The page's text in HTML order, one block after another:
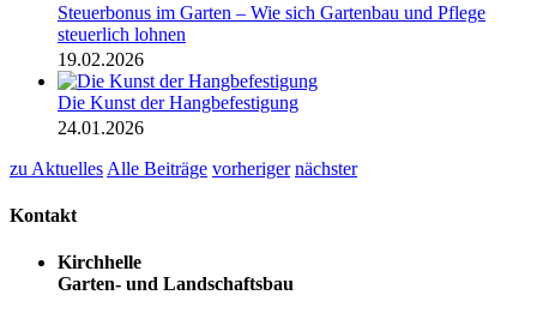
Steuerbonus im Garten – Wie sich Gartenbau und Pflege
steuerlich lohnen
19.02.2026
Die Kunst der Hangbefestigung
24.01.2026
zu Aktuelles Alle Beiträge vorheriger nächster
Kontakt
Kirchhelle
Garten- und Landschaftsbau